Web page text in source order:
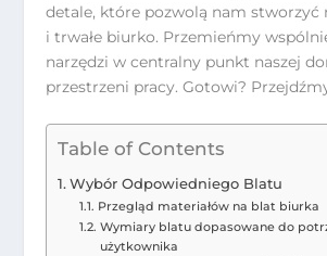
detale, które pozwolą nam stworzyć
i trwałe biurko. Przemieńmy
narzędzi w centralny punkt naszej
przestrzeni pracy. Gotowi?
Table of Contents
Wybór Odpowiedniego Blatu
Przegląd materiałów na blat biurka
Wymiary blatu dopasowane do
użytkownika